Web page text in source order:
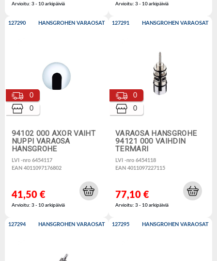
Arvioitu: 3 - 10 arkipäiviä Arvioitu: 3 - 10 arkipäiviä
127290 HANSGROHEN VARAOSAT
94102 000 AXOR VAIHT
NUPPI VARAOSA
HANSGROHE
LVI -nro 6454117
EAN 4011097176802
0
0
41,50 €
Arvioitu: 3 - 10 arkipäiviä
127291 HANSGROHEN VARAOSAT
VARAOSA HANSGROHE
94121 000 VAIHDIN
TERMARI
LVI -nro 6454118
EAN 4011097227115
0
0
77,10 €
Arvioitu: 3 - 10 arkipäiviä
127294 HANSGROHEN VARAOSAT 127295 HANSGROHEN VARAOSAT